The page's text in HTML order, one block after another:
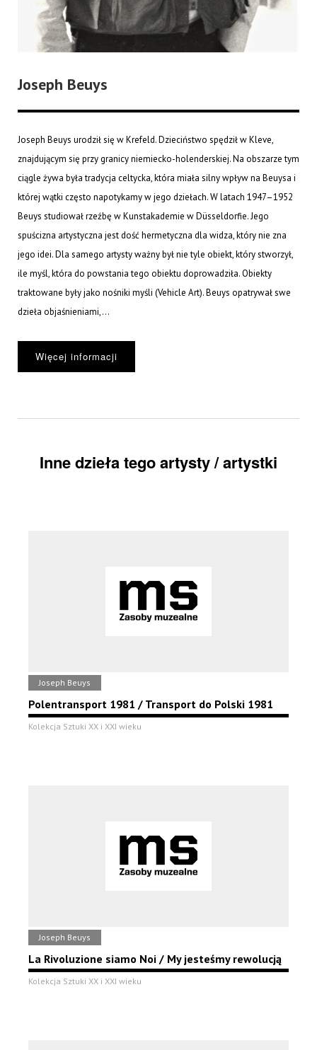
Joseph Beuys
Joseph Beuys urodził się w Krefeld. Dzieciństwo spędził w Kleve,
znajdującym się przy granicy niemiecko-holenderskiej. Na obszarze tym
ciągle żywa była tradycja celtycka, która miała silny wpływ na Beuysa i
której wątki często napotykamy w jego dziełach. W latach 1947–1952
Beuys studiował rzeźbę w Kunstakademie w Düsseldorfie. Jego
spuścizna artystyczna jest dość hermetyczna dla widza, który nie zna
jego idei. Dla samego artysty ważny był nie tyle obiekt, który stworzył,
ile myśl, która do powstania tego obiektu doprowadziła. Obiekty
traktowane były jako nośniki myśli (Vehicle Art). Beuys opatrywał swe
dzieła objaśnieniami,...
Więcej informacji
Inne dzieła tego artysty / artystki
Joseph Beuys
Polentransport 1981 / Transport do Polski 1981
Kolekcja Sztuki XX i XXI wieku
Joseph Beuys
La Rivoluzione siamo Noi / My jesteśmy rewolucją
Kolekcja Sztuki XX i XXI wieku